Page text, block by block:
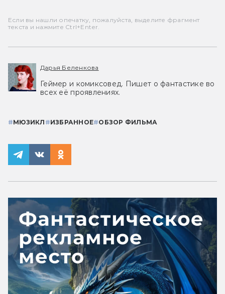
Если вы нашли опечатку, пожалуйста, выделите фрагмент
текста и нажмите Ctrl+Enter.
Дарья Беленкова
Геймер и комиксовед. Пишет о фантастике во
всех её проявлениях.
#МЮЗИКЛ #ИЗБРАННОЕ#ОБЗОР ФИЛЬМА